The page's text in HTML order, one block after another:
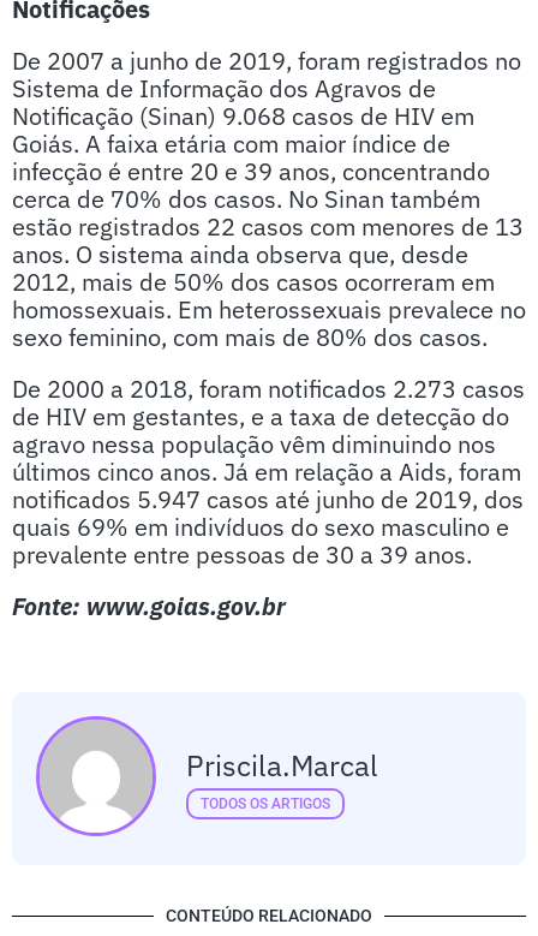
Notificações
De 2007 a junho de 2019, foram registrados no
Sistema de Informação dos Agravos de
Notificação (Sinan) 9.068 casos de HIV em
Goiás. A faixa etária com maior índice de
infecção é entre 20 e 39 anos, concentrando
cerca de 70% dos casos. No Sinan também
estão registrados 22 casos com menores de 13
anos. O sistema ainda observa que, desde
2012, mais de 50% dos casos ocorreram em
homossexuais. Em heterossexuais prevalece no
sexo feminino, com mais de 80% dos casos.
De 2000 a 2018, foram notificados 2.273 casos
de HIV em gestantes, e a taxa de detecção do
agravo nessa população vêm diminuindo nos
últimos cinco anos. Já em relação a Aids, foram
notificados 5.947 casos até junho de 2019, dos
quais 69% em indivíduos do sexo masculino e
prevalente entre pessoas de 30 a 39 anos.
Fonte: www.goias.gov.br
Priscila.marcal
TODOS OS ARTIGOS
CONTEÚDO RELACIONADO